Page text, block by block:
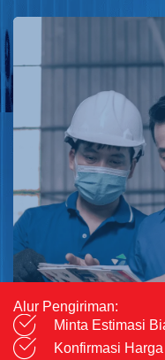
Alur Pengiriman:
Minta Estimasi
Konfirmasi Harga